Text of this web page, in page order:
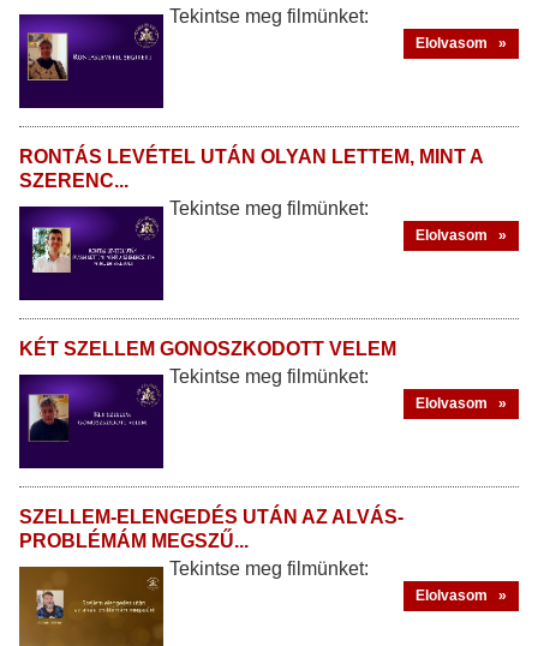
Tekintse meg filmünket:
Elolvasom »
RONTÁS LEVÉTEL UTÁN OLYAN LETTEM, MINT A
SZERENC...
Tekintse meg filmünket:
Elolvasom »
​KÉT SZELLEM GONOSZKODOTT VELEM
Tekintse meg filmünket:
Elolvasom »
SZELLEM-ELENGEDÉS UTÁN AZ ALVÁS-
PROBLÉMÁM MEGSZŰ...
Tekintse meg filmünket:
Elolvasom »